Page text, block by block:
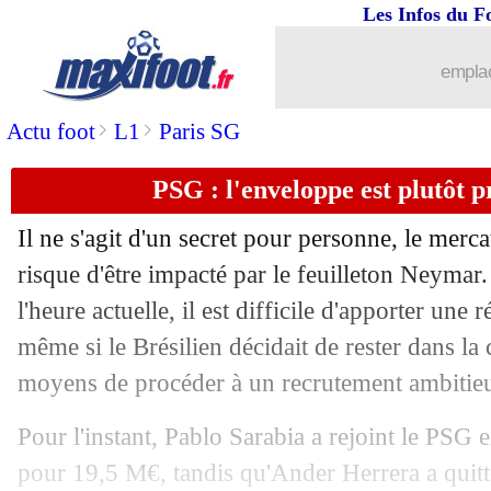
Actu foot> L1 > Paris SG
Les Infos du
PSG : l'enveloppe est plutôt
Il ne s'agit d'un secret pour personne, le
risque d'être impacté par le feuilleton
l'heure actuelle, il est difficile d'apporter une
même si le Brésilien décidait de rester dans
moyens de procéder à un recrutement
Pour l'instant, Pablo Sarabia a rejoint le PSG
pour 19,5 M€, tandis qu'Ander Herrera a
Juve: De Ligt, l'Ajax ne se laisse pas
05/07 Amiens
05/07 OM: Carvalho va rejoindre le groupe
05/07 Juve: Buffon remercie le PSG
05/07 Strasbourg: Saadi prêté en
05/07 OM : Eyraud et le football, Diouf
05/07 Real: ça se bouscule pour Ceballos !